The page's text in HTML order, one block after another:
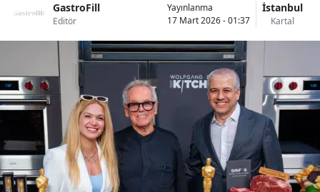
GastroFill
Editör
Yayınlanma
17 Mart 2026 - 01:37
İstanbul
Kartal